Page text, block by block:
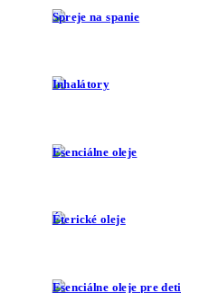
Spreje na spanie
Inhalátory
Esenciálne oleje
Éterické oleje
Esenciálne oleje pre deti